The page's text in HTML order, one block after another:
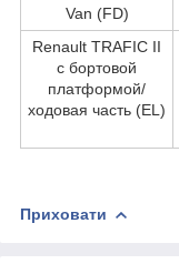
Van (FD)
Renault TRAFIC II
c бортовой
платформой/
ходовая часть (EL)
Приховати